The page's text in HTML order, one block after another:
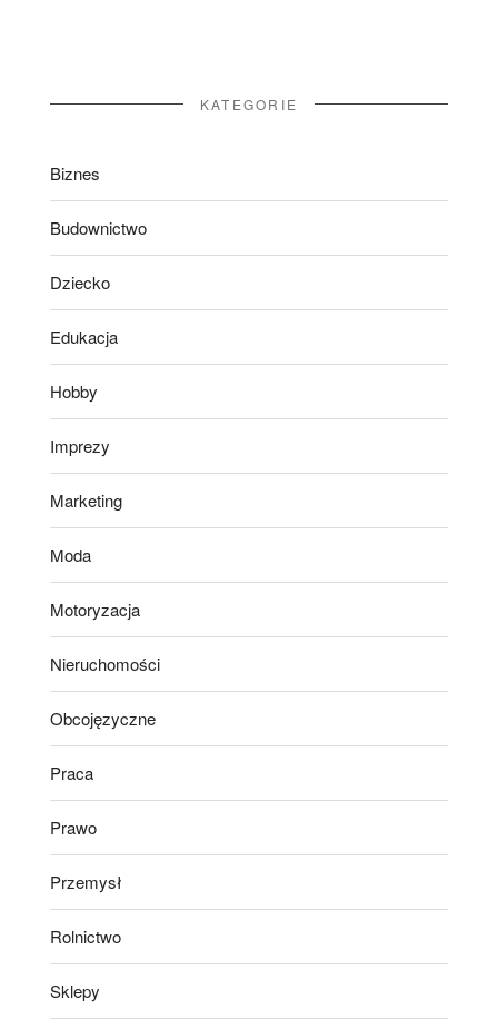
KATEGORIE
Biznes
Budownictwo
Dziecko
Edukacja
Hobby
Imprezy
Marketing
Moda
Motoryzacja
Nieruchomości
Obcojęzyczne
Praca
Prawo
Przemysł
Rolnictwo
Sklepy